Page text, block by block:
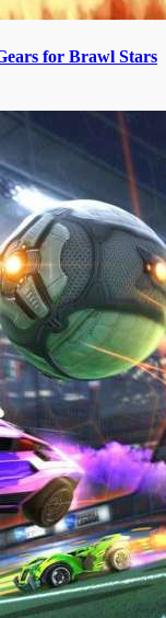
for Brawl Stars